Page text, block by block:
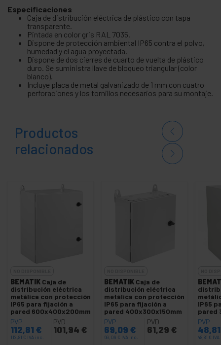
Especificaciones
Caja de distribución eléctrica de plástico con tapa
transparente.
Pintada en color gris RAL 7035.
Dispone de protección ambiental IP65 contra el polvo,
humedad y el agua proyectada.
Dispone de dos cierres de cuarto de vuelta de plástico
duro. Se suministra llave de bloqueo triangular (color
blanco).
Incluye placa de metal galvanizado de 1 mm con cuatro
perforaciones y los tornillos necesarios para su montaje.
Productos
relacionados
BEMATIK Caja de
distribución eléctrica
metálica con protección
IP65 para fijación a
pared 600x400x200mm
PVP
112,81 €
112,81 € IVA inc.
PVD
101,94 €
BEMATIK Caja de
distribución eléctrica
metálica con protección
IP65 para fijación a
pared 400x300x150mm
PVP
69,09 €
69,09 € IVA inc.
PVD
61,29 €
IP65
pared
PVP
48,81 €